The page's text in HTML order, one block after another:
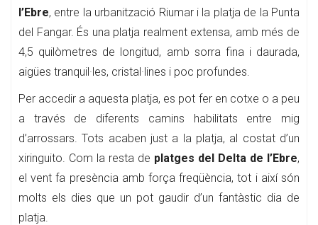
l’Ebre, entre la urbanització Riumar i la platja de la Punta
del Fangar. És una platja realment extensa, amb més de
4,5 quilòmetres de longitud, amb sorra fina i daurada,
aigües tranquil·les, cristal·lines i poc profundes.
Per accedir a aquesta platja, es pot fer en cotxe o a peu
a través de diferents camins habilitats entre mig
d’arrossars. Tots acaben just a la platja, al costat d’un
xiringuito. Com la resta de platges del Delta de l’Ebre,
el vent fa presència amb força freqüència, tot i així són
molts els dies que un pot gaudir d’un fantàstic dia de
platja.